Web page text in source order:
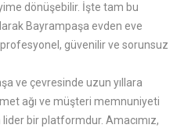
dönüşebilir. İşte tam bu
Bayrampaşa evden eve
güvenilir ve sorunsuz
ve çevresinde uzun yıllara
ağı ve müşteri memnuniyeti
lider bir platformdur. Amacımız,